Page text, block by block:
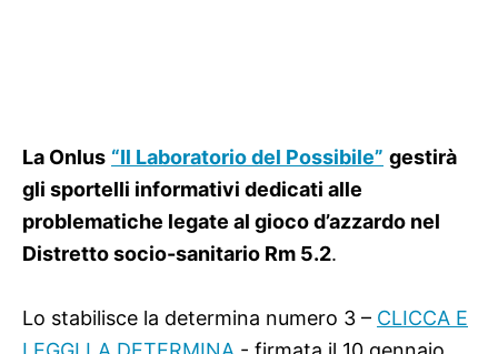
La Onlus “Il Laboratorio del Possibile” gestirà
gli sportelli informativi dedicati alle
problematiche legate al gioco d’azzardo nel
Distretto socio-sanitario Rm 5.2.
Lo stabilisce la determina numero 3 – CLICCA E